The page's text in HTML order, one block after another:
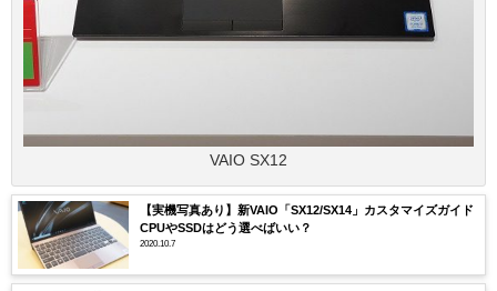
VAIO SX12
【実機写真あり】新VAIO「SX12/SX14」カスタマイズガイド
CPUやSSDはどう選べばいい？
2020.10.7